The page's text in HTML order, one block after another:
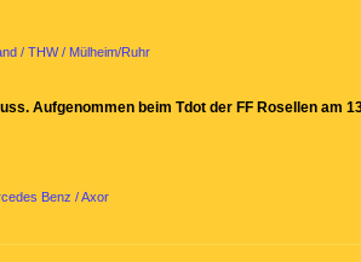
/ THW / Mülheim/Ruhr
Aufgenommen beim Tdot der FF Rosellen am
Benz / Axor